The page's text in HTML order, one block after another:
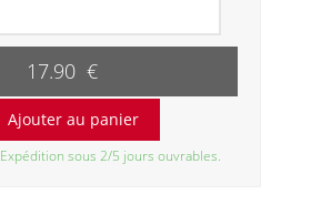
17.90 €
Expédition sous 2/5 jours ouvrables.